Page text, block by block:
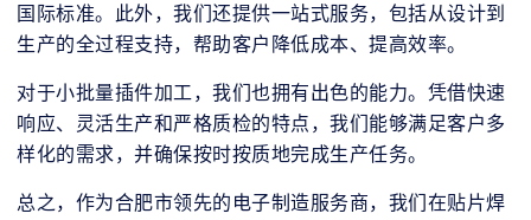
国际标准。此外，我们还提供一站式服务，包括从设计到
生产的全过程支持，帮助客户降低成本、提高效率。
对于小批量插件加工，我们也拥有出色的能力。凭借快速
响应、灵活生产和严格质检的特点，我们能够满足客户多
样化的需求，并确保按时按质地完成生产任务。
总之，作为合肥市领先的电子制造服务商，我们在贴片焊